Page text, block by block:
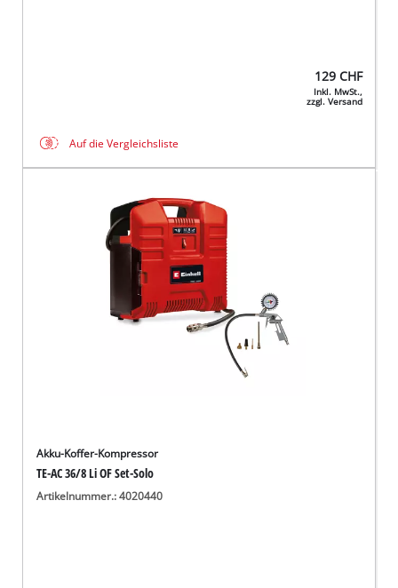
129 CHF
Inkl. MwSt.,
zzgl. Versand
Auf die Vergleichsliste
Akku-Koffer-Kompressor
TE-AC 36/8 Li OF Set-Solo
Artikelnummer.: 4020440